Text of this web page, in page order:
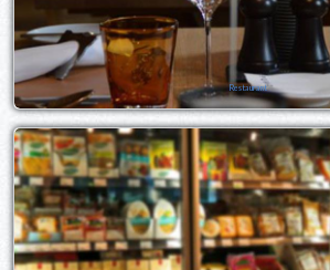
Restaurant